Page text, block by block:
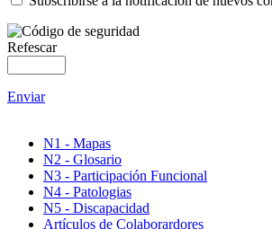
Refescar
Enviar
N1 - Mapas
N2 - Glosario
N3 - Participación Funcional
N4 - Patologias
N5 - Discapacidad
Artículos de Colaborardores